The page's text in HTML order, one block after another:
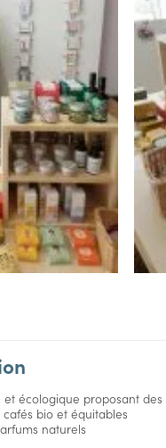
et écologique proposant
cafés bio et équitables
naturels